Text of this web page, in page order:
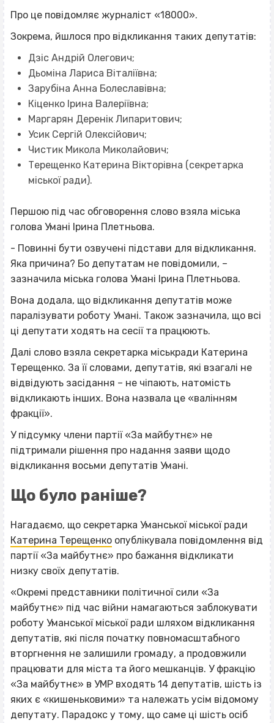
Про це повідомляє журналіст «18000».
Зокрема, йшлося про відкликання таких депутатів:
Дзіс Андрій Олегович;
Дьоміна Лариса Віталіївна;
Зарубіна Анна Болеславівна;
Кіценко Ірина Валеріївна;
Маргарян Деренік Липаритович;
Усик Сергій Олексійович;
Чистик Микола Миколайович;
Терещенко Катерина Вікторівна (секретарка
міської ради).
Першою під час обговорення слово взяла міська
голова Умані Ірина Плетньова.
- Повинні бути озвучені підстави для відкликання.
Яка причина? Бо депутатам не повідомили, –
зазначила міська голова Умані Ірина Плетньова.
Вона додала, що відкликання депутатів може
паралізувати роботу Умані. Також зазначила, що всі
ці депутати ходять на сесії та працюють.
Далі слово взяла секретарка міськради Катерина
Терещенко. За її словами, депутатів, які взагалі не
відвідують засідання – не чіпають, натомість
відкликають інших. Вона назвала це «валінням
фракції».
У підсумку члени партії «За майбутнє» не
підтримали рішення про надання заяви щодо
відкликання восьми депутатів Умані.
Що було раніше?
Нагадаємо, що секретарка Уманської міської ради
Катерина Терещенко опублікувала повідомлення від
партії «За майбутнє» про бажання відкликати
низку своїх депутатів.
«Окремі представники політичної сили «За
майбутнє» під час війни намагаються заблокувати
роботу Уманської міської ради шляхом відкликання
депутатів, які після початку повномасштабного
вторгнення не залишили громаду, а продовжили
працювати для міста та його мешканців. У фракцію
«За майбутнє» в УМР входять 14 депутатів, шість із
яких є «кишеньковими» та належать усім відомому
депутату. Парадокс у тому, що саме ці шість осіб